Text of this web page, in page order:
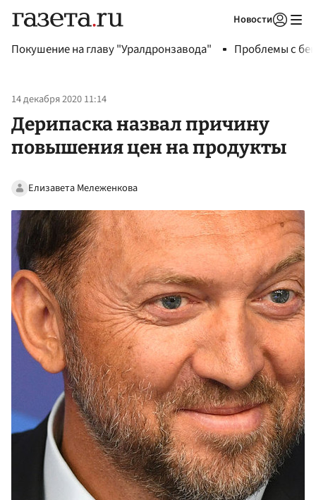
Новости
Покушение на главу "Уралдронзавода" Проблемы с
14 декабря 2020 11:14
Дерипаска назвал причину
повышения цен на продукты
Елизавета Мележенкова